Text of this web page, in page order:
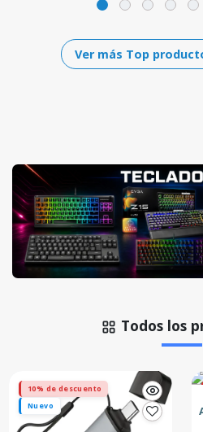
Ver más Top
Todos los
10% de descuento
Nuevo